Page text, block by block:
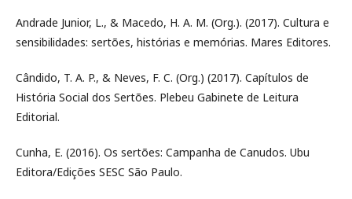
Andrade Junior, L., & Macedo, H. A. M. (Org.). (2017). Cultura e
sensibilidades: sertões, histórias e memórias. Mares Editores.
Cândido, T. A. P., & Neves, F. C. (Org.) (2017). Capítulos de
História Social dos Sertões. Plebeu Gabinete de Leitura
Editorial.
Cunha, E. (2016). Os sertões: Campanha de Canudos. Ubu
Editora/Edições SESC São Paulo.